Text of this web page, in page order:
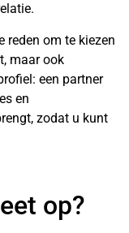
reden om te kiezen
maar ook
een partner
en
zodat u kunt
op?